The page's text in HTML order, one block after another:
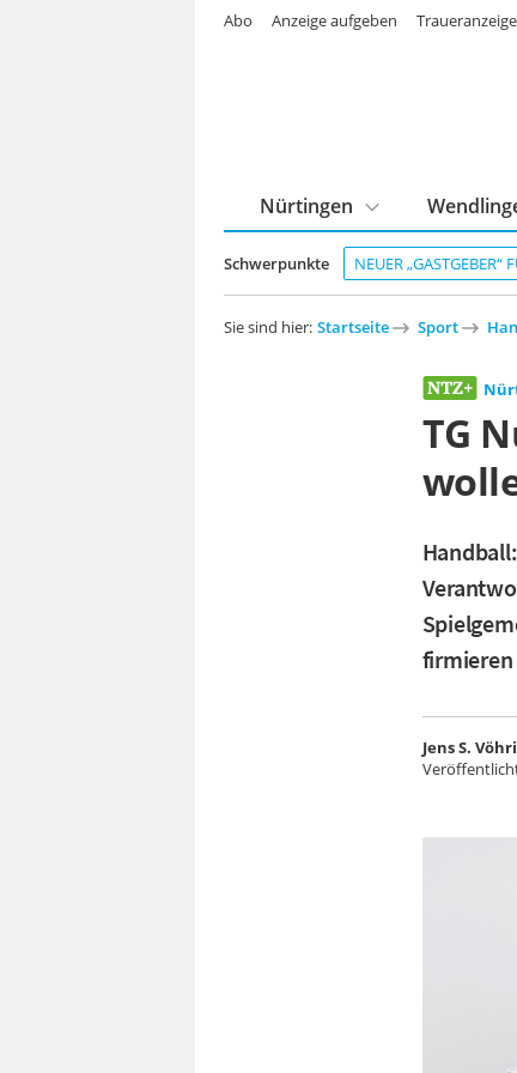
Schwerpunkte NEUER „GASTGEBER“
Nürtingen
Abo Anzeige aufgeben
Sie sind hier: Startseite Sport
TG
firmieren
Jens S.